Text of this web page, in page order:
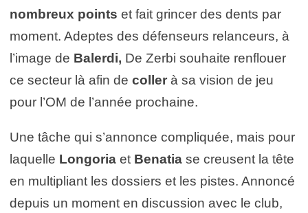
nombreux points et fait grincer des dents par
moment. Adeptes des défenseurs relanceurs, à
l’image de Balerdi, De Zerbi souhaite renflouer
ce secteur là afin de coller à sa vision de jeu
pour l’OM de l’année prochaine.
Une tâche qui s’annonce compliquée, mais pour
laquelle Longoria et Benatia se creusent la tête
en multipliant les dossiers et les pistes. Annoncé
depuis un moment en discussion avec le club,